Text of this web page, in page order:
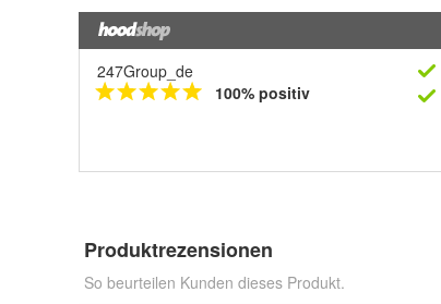
247Group_de
100% positiv
Produktrezensionen
So beurteilen Kunden dieses Produkt.